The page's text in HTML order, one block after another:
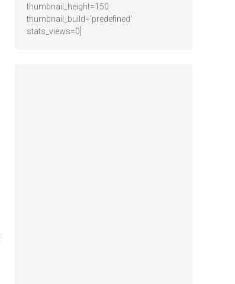
thumbnail_height=150
thumbnail_build='predefined'
stats_views=0]